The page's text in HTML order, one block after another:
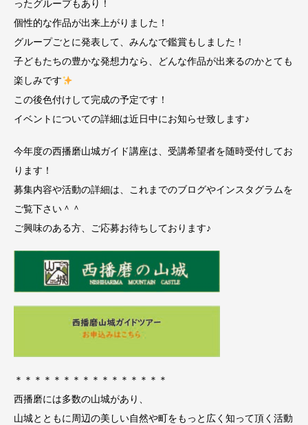
ったグループもあり！
個性的な作品が出来上がりました！
グループごとに発表して、みんなで鑑賞もしました！
子どもたちの豊かな発想力なら、どんな作品が出来るのかとても
楽しみです
この後色付けして完成の予定です！
イベントについての詳細は近日中にお知らせ致します♪
今年度の西播磨山城ガイド講座は、受講希望者を随時受付してお
ります！
募集内容や活動の詳細は、これまでのブログやインスタグラムを
ご覧下さい＾＾
ご興味のある方、ご応募お待ちしております♪
＊＊＊＊＊＊＊＊＊＊＊＊＊＊＊＊
西播磨には多数の山城があり、
山城とともに周辺の美しい自然や町をもっと広く知って頂く活動